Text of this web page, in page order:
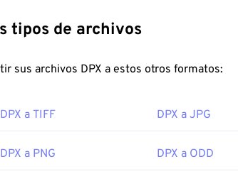
imágenes fijas. DPX es un
modificado que se utiliza para transferir
abrir archivos DPX es XnView MP, gratuito
probar es
otros tipos de archivos
FreeConvert.com puede convertir sus archivos DPX a estos otros formatos:
DPX a TIFF DPX a JPG
DPX a PNG DPX a ODD